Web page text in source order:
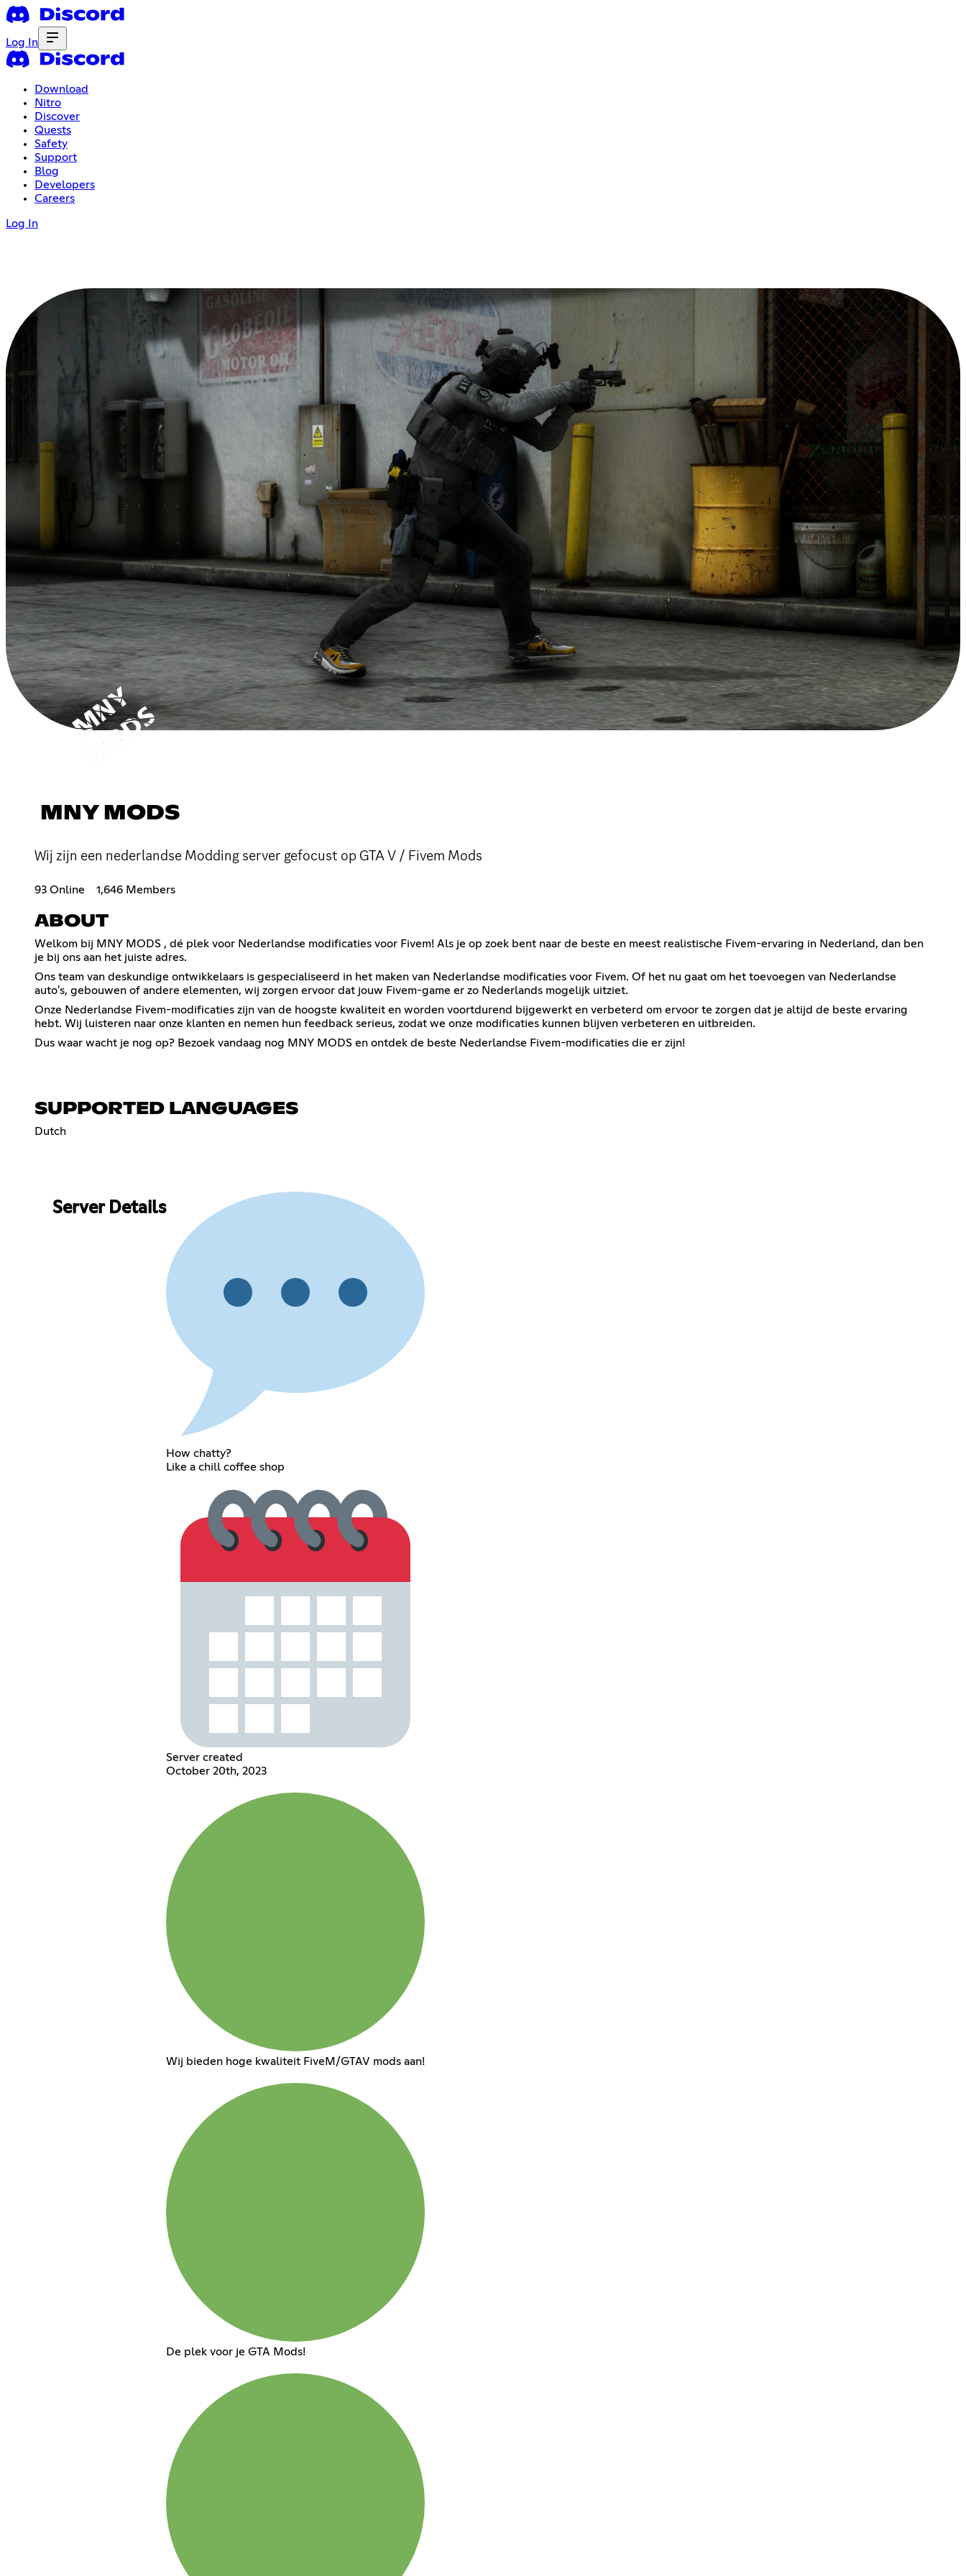
Log In
Download
Nitro
Discover
Quests
Safety
Support
Blog
Developers
Careers
Log In
MNY MODS
Wij zijn een nederlandse Modding server gefocust op GTA V / Fivem Mods
93 Online 1,646 Members
ABOUT
Welkom bij MNY MODS , dé plek voor Nederlandse modificaties voor Fivem! Als je op zoek bent naar de beste en meest realistische Fivem-ervaring in Nederland, dan ben
je bij ons aan het juiste adres.
Ons team van deskundige ontwikkelaars is gespecialiseerd in het maken van Nederlandse modificaties voor Fivem. Of het nu gaat om het toevoegen van Nederlandse
auto's, gebouwen of andere elementen, wij zorgen ervoor dat jouw Fivem-game er zo Nederlands mogelijk uitziet.
Onze Nederlandse Fivem-modificaties zijn van de hoogste kwaliteit en worden voortdurend bijgewerkt en verbeterd om ervoor te zorgen dat je altijd de beste ervaring
hebt. Wij luisteren naar onze klanten en nemen hun feedback serieus, zodat we onze modificaties kunnen blijven verbeteren en uitbreiden.
Dus waar wacht je nog op? Bezoek vandaag nog MNY MODS en ontdek de beste Nederlandse Fivem-modificaties die er zijn!
SUPPORTED LANGUAGES
Dutch
Server Details
How chatty?
Like a chill coffee shop
Server created
October 20th, 2023
Wij bieden hoge kwaliteit FiveM/GTAV mods aan!
De plek voor je GTA Mods!